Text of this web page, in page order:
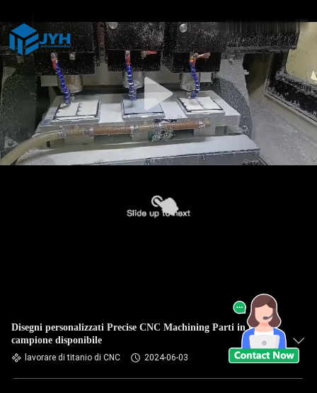
Disegni personalizzati Precise CNC Machining Parti in titanio
campione disponibile
lavorare di titanio di CNC 2024-06-03